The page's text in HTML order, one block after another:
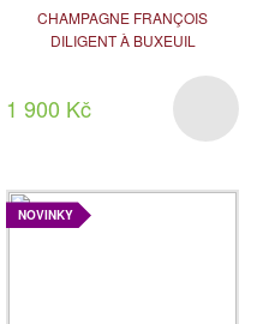
CHAMPAGNE FRANÇOIS
DILIGENT À BUXEUIL
1 900 Kč
NOVINKY